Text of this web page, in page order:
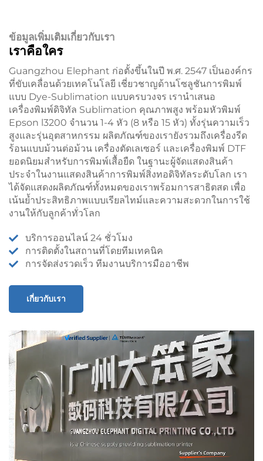
ข้อมูลเพิ่มเติมเกี่ยวกับเรา
เราคือใคร
Guangzhou Elephant ก่อตั้งขึ้นในปี พ.ศ. 2547 เป็นองค์กร
ที่ขับเคลื่อนด้วยเทคโนโลยี เชี่ยวชาญด้านโซลูชันการพิมพ์
แบบ Dye-Sublimation แบบครบวงจร เรานำเสนอ
เครื่องพิมพ์ดิจิทัล Sublimation คุณภาพสูง พร้อมหัวพิมพ์
Epson l3200 จำนวน 1-4 หัว (8 หรือ 15 หัว) ทั้งรุ่นความเร็ว
สูงและรุ่นอุตสาหกรรม ผลิตภัณฑ์ของเรายังรวมถึงเครื่องรีด
ร้อนแบบม้วนต่อม้วน เครื่องตัดเลเซอร์ และเครื่องพิมพ์ DTF
ยอดนิยมสำหรับการพิมพ์เสื้อยืด ในฐานะผู้จัดแสดงสินค้า
ประจำในงานแสดงสินค้าการพิมพ์สิ่งทอดิจิทัลระดับโลก เรา
ได้จัดแสดงผลิตภัณฑ์ทั้งหมดของเราพร้อมการสาธิตสด เพื่อ
เน้นย้ำประสิทธิภาพแบบเรียลไทม์และความสะดวกในการใช้
งานให้กับลูกค้าทั่วโลก
บริการออนไลน์ 24 ชั่วโมง
การติดตั้งในสถานที่โดยทีมเทคนิค
การจัดส่งรวดเร็ว ทีมงานบริการมืออาชีพ
เกี่ยวกับเรา